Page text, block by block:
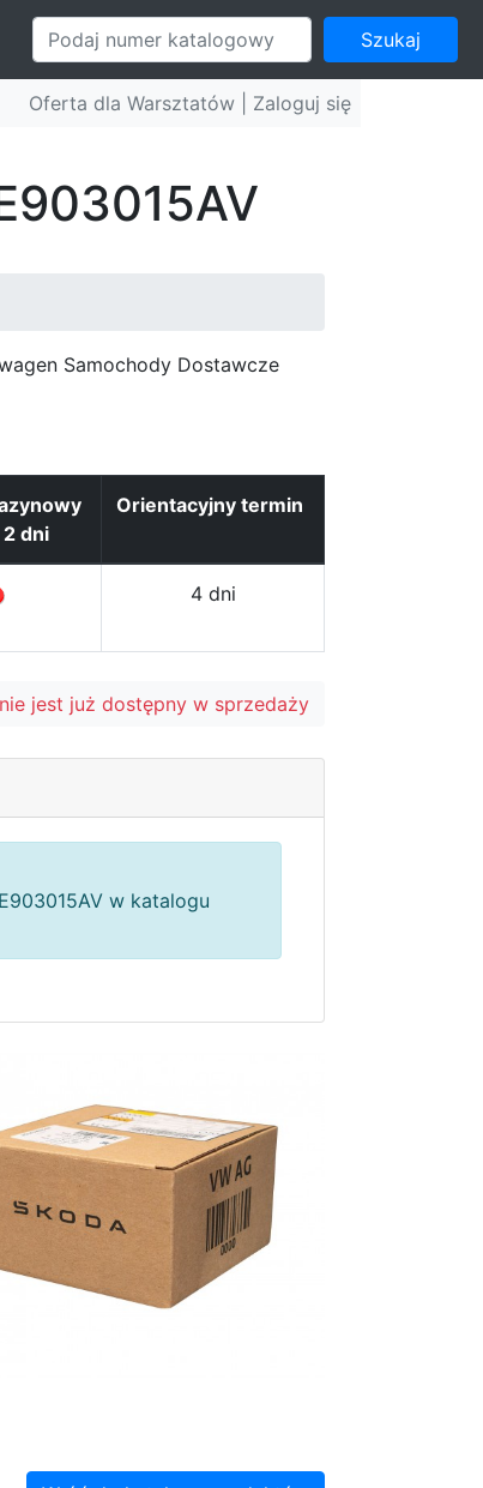
Szukaj
Oferta dla Warsztatów | Zaloguj się
Samochody Dostawcze
dni
Orientacyjny termin
4 dni
jest już dostępny w sprzedaży
w katalogu